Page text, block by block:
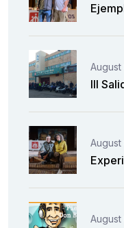
III